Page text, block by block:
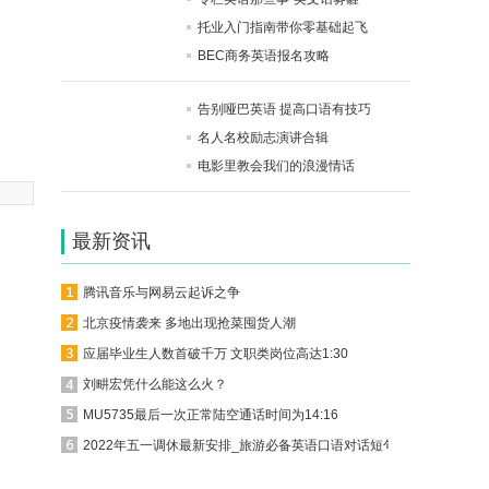
托业入门指南带你零基础起飞
BEC商务英语报名攻略
告别哑巴英语 提高口语有技巧
名人名校励志演讲合辑
电影里教会我们的浪漫情话
最新资讯
腾讯音乐与网易云起诉之争
北京疫情袭来 多地出现抢菜囤货人潮
应届毕业生人数首破千万 文职类岗位高达1:30
刘畊宏凭什么能这么火？
MU5735最后一次正常陆空通话时间为14:16
2022年五一调休最新安排_旅游必备英语口语对话短句